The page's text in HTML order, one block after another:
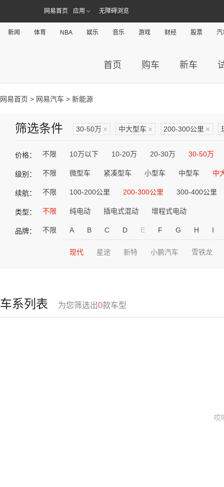
网易首页 应用 无障碍浏览
新闻 体育 NBA 娱乐 音乐 游戏 财经 股票 汽
首页 购车 新车
网易首页 > 网易汽车 > 新能源
筛选条件 30-50万 × 中大型车 × 200-300公里 ×
价格： 不限 10万以下 10-20万 20-30万 30-50万
级别： 不限 微型车 紧凑型车 小型车 中型车 中
续航： 不限 100-200公里 200-300公里 300-400公里
类型： 不限 纯电动 插电式混动 增程式电动
品牌： 不限 A B C D E F G H I
现代 星途 新特 小鹏汽车 雪铁龙
车系列表 为您筛选出0款车型
哎